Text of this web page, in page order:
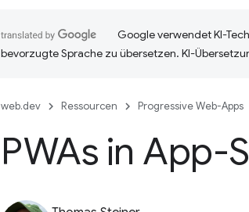
Google verwendet KI-
bevorzugte Sprache zu übersetzen. KI-
web.dev Ressourcen Progressive Web-Apps
PWAs in App-